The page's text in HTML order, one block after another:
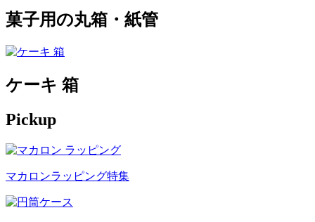
菓子用の丸箱・紙管
ケーキ 箱
Pickup
マカロンラッピング特集